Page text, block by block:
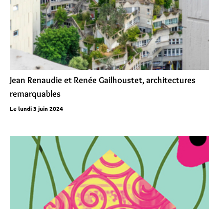
Jean Renaudie et Renée Gailhoustet, architectures
remarquables
Le lundi 3 juin 2024